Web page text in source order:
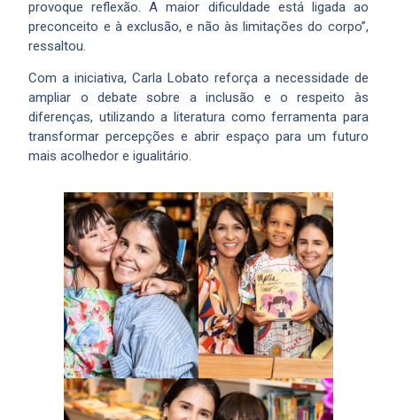
provoque reflexão. A maior dificuldade está ligada ao
preconceito e à exclusão, e não às limitações do corpo”,
ressaltou.
Com a iniciativa, Carla Lobato reforça a necessidade de
ampliar o debate sobre a inclusão e o respeito às
diferenças, utilizando a literatura como ferramenta para
transformar percepções e abrir espaço para um futuro
mais acolhedor e igualitário.